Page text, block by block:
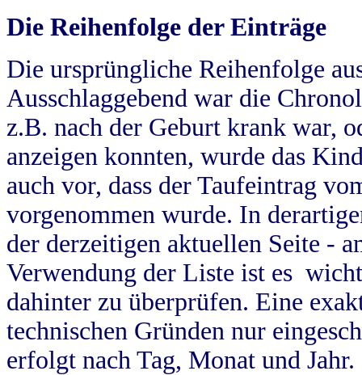
Die Reihenfolge der Einträge
Die ursprüngliche Reihenfolge
Ausschlaggebend war die
z.B. nach der Geburt krank war,
anzeigen konnten, wurde das
auch vor, dass der Taufeintrag
vorgenommen wurde. In
der derzeitigen aktuellen Seite -
Verwendung der Liste ist es
dahinter zu überprüfen. Eine
technischen Gründen nur
erfolgt nach Tag, Monat und Jahr.